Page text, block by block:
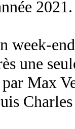
2021.
week-
une
Max